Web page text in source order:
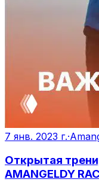
7 янв. 2023 г.·
Открытая
AMANGELDY